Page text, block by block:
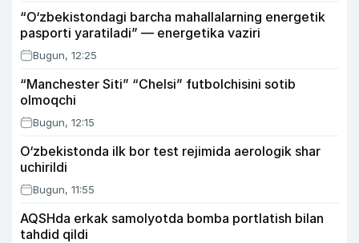
“O‘zbekistondagi barcha mahallalarning energetik
pasporti yaratiladi” — energetika vaziri
Bugun, 12:25
“Manchester Siti” “Chelsi” futbolchisini sotib
olmoqchi
Bugun, 12:15
O‘zbekistonda ilk bor test rejimida aerologik shar
uchirildi
Bugun, 11:55
AQSHda erkak samolyotda bomba portlatish bilan
tahdid qildi